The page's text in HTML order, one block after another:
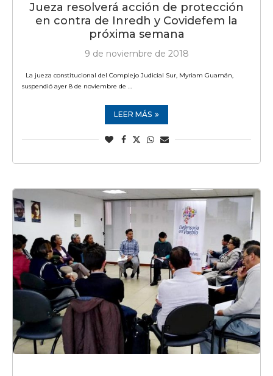
Jueza resolverá acción de protección
en contra de Inredh y Covidefem la
próxima semana
9 de noviembre de 2018
La jueza constitucional del Complejo Judicial Sur, Myriam Guamán,
suspendió ayer 8 de noviembre de …
LEER MÁS